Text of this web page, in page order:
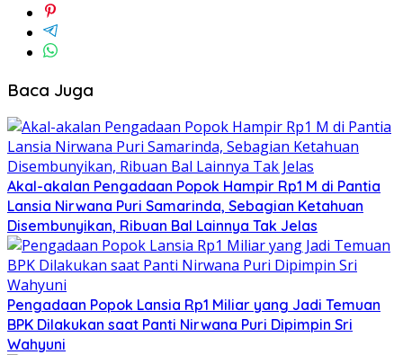
Baca Juga
Akal-akalan Pengadaan Popok Hampir Rp1 M di Pantia
Lansia Nirwana Puri Samarinda, Sebagian Ketahuan
Disembunyikan, Ribuan Bal Lainnya Tak Jelas
Pengadaan Popok Lansia Rp1 Miliar yang Jadi Temuan
BPK Dilakukan saat Panti Nirwana Puri Dipimpin Sri
Wahyuni